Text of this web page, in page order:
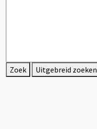
Zoek Uitgebreid zoeken